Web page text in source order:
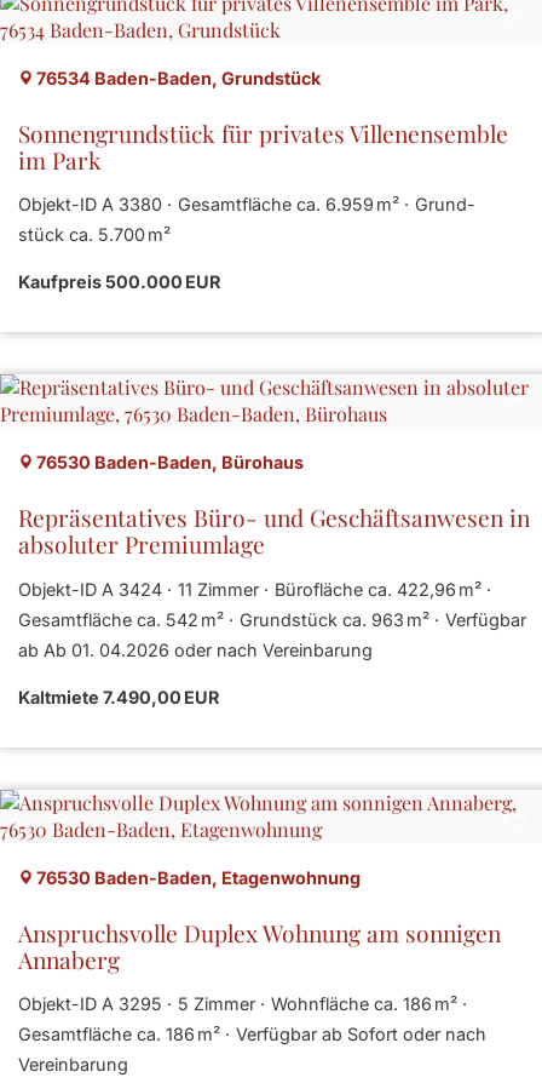
76534 Baden-Baden, Grundstück
Sonnengrundstück für privates Villenensemble
im Park
Objekt-ID A 3380 Gesamtfläche ca. 6.959 m²
Grund­
stück ca. 5.700 m²
Kaufpreis 500.000 EUR
76530 Baden-Baden, Bürohaus
Repräsentatives Büro- und Geschäftsanwesen in
absoluter Premiumlage
Objekt-ID A 3424 11 Zimmer
Bürofläche ca. 422,96 m²
Gesamtfläche ca. 542 m²
Grund­stück ca. 963 m²
Verfügbar
ab Ab 01. 04.2026 oder nach Vereinbarung
Kaltmiete 7.490,00 EUR
76530 Baden-Baden, Etagenwohnung
Anspruchsvolle Duplex Wohnung am sonnigen
Annaberg
Objekt-ID A 3295 5 Zimmer
Wohnfläche ca. 186 m²
Gesamtfläche ca. 186 m²
Verfügbar ab Sofort oder nach
Vereinbarung